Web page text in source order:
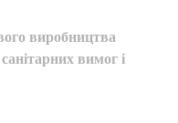
виробництва
вимог і